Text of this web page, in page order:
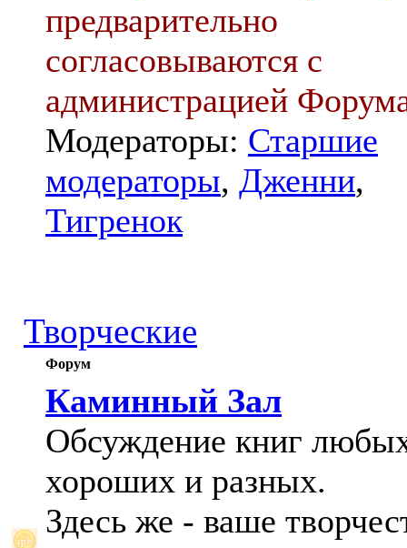
предварительно
согласовываются с
администрацией
Модераторы: Старшие
модераторы, Дженни,
Тигренок
Творческие
Форум
Каминный Зал
Обсуждение книг
хороших и разных.
Здесь же - ваше